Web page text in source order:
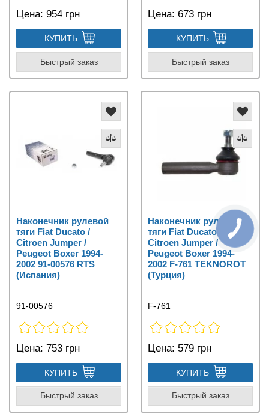
Цена: 954 грн
КУПИТЬ
Быстрый заказ
Цена: 673 грн
КУПИТЬ
Быстрый заказ
Наконечник рулевой
тяги Fiat Ducato /
Citroen Jumper /
Peugeot Boxer 1994-
2002 91-00576 RTS
(Испания)
91-00576
Цена: 753 грн
КУПИТЬ
Быстрый заказ
Наконечник рулевой
тяги Fiat Ducato /
Citroen Jumper /
Peugeot Boxer 1994-
2002 F-761 TEKNOROT
(Турция)
F-761
Цена: 579 грн
КУПИТЬ
Быстрый заказ